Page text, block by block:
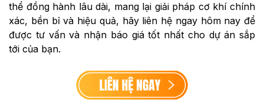
thể đồng hành lâu dài, mang lại giải pháp cơ khí chính
xác, bền bỉ và hiệu quả, hãy liên hệ ngay hôm nay để
được tư vấn và nhận báo giá tốt nhất cho dự án sắp
tới của bạn.